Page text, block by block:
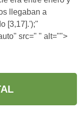
llegaban a
[3,17].');"
src=" " alt="">